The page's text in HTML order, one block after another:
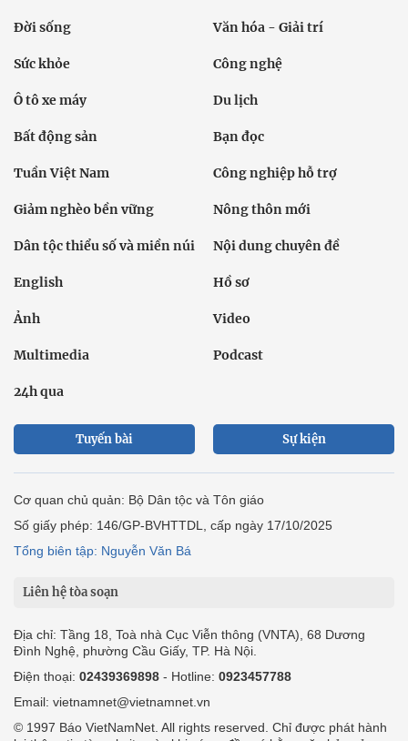
Đời sống Văn hóa - Giải trí
Sức khỏe Công nghệ
Ô tô xe máy Du lịch
Bất động sản Bạn đọc
Tuần Việt Nam Công nghiệp hỗ trợ
Giảm nghèo bền vững Nông thôn mới
Dân tộc thiểu số và miền núi Nội dung chuyên đề
English Hồ sơ
Ảnh Video
Multimedia Podcast
24h qua
Tuyến bài Sự kiện
Cơ quan chủ quản: Bộ Dân tộc và Tôn giáo
Số giấy phép: 146/GP-BVHTTDL, cấp ngày 17/10/2025
Tổng biên tập: Nguyễn Văn Bá
Liên hệ tòa soạn
Địa chỉ: Tầng 18, Toà nhà Cục Viễn thông (VNTA), 68 Dương
Đình Nghệ, phường Cầu Giấy, TP. Hà Nội.
Điện thoại: 02439369898 - Hotline: 0923457788
Email: vietnamnet@vietnamnet.vn
© 1997 Báo VietNamNet. All rights reserved. Chỉ được phát hành